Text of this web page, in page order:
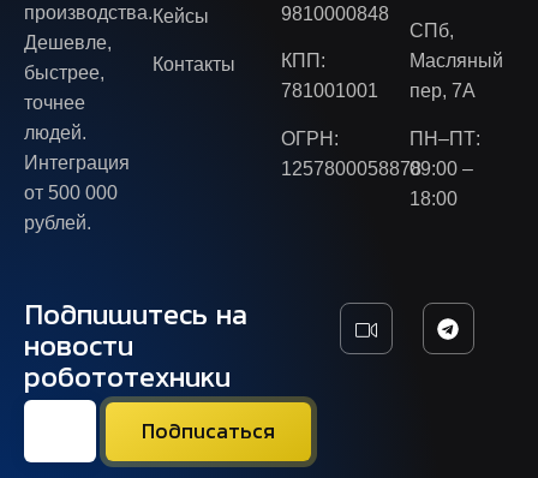
производства.
Дешевле,
быстрее,
точнее
людей.
Интеграция
от 500 000
рублей.
Кейсы
Контакты
9810000848
КПП:
781001001
ОГРН:
1257800058878
СПб,
Масляный
пер, 7А
ПН–ПТ:
09:00 –
18:00
Подпишитесь на
новости
робототехники